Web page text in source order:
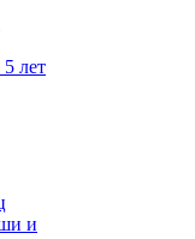
5 лет